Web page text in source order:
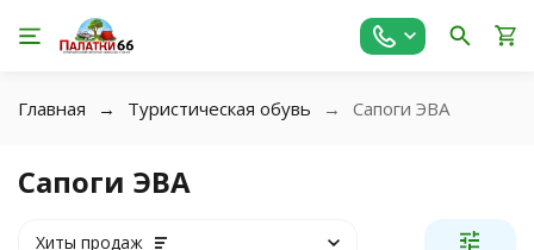
Главная Туристическая обувь Сапоги ЭВА
Сапоги ЭВА
Хиты продаж